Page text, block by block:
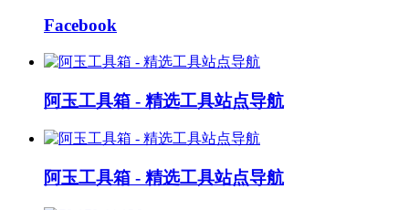
Facebook
阿玉工具箱 - 精选工具站点导航
阿玉工具箱 - 精选工具站点导航